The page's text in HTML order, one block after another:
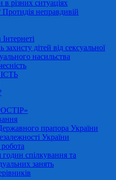
різних ситуаціях
неправдивій
дітей від сексуальної
насильства
прапора України
України
спілкування та
занять